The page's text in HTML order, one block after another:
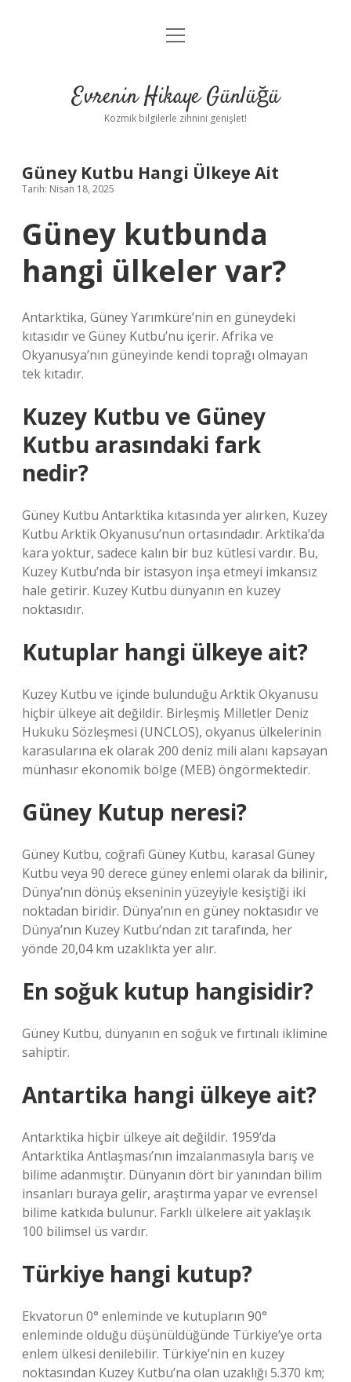
Anasayfa
Yasal Uyarı
menüyü
Evrenin Hikaye Günlüğü
Kozmik bilgilerle zihnini genişlet!
Güney Kutbu Hangi Ülkeye Ait
Tarih: Nisan 18, 2025
Güney kutbunda
hangi ülkeler var?
Antarktika, Güney Yarımküre’nin en güneydeki
kıtasıdır ve Güney Kutbu’nu içerir. Afrika ve
Okyanusya’nın güneyinde kendi toprağı olmayan
tek kıtadır.
Kuzey Kutbu ve Güney
Kutbu arasındaki fark
nedir?
Güney Kutbu Antarktika kıtasında yer alırken, Kuzey
Kutbu Arktik Okyanusu’nun ortasındadır. Arktika’da
kara yoktur, sadece kalın bir buz kütlesi vardır. Bu,
Kuzey Kutbu’nda bir istasyon inşa etmeyi imkansız
hale getirir. Kuzey Kutbu dünyanın en kuzey
noktasıdır.
Kutuplar hangi ülkeye ait?
Kuzey Kutbu ve içinde bulunduğu Arktik Okyanusu
hiçbir ülkeye ait değildir. Birleşmiş Milletler Deniz
Hukuku Sözleşmesi (UNCLOS), okyanus ülkelerinin
karasularına ek olarak 200 deniz mili alanı kapsayan
münhasır ekonomik bölge (MEB) öngörmektedir.
Güney Kutup neresi?
Güney Kutbu, coğrafi Güney Kutbu, karasal Güney
Kutbu veya 90 derece güney enlemi olarak da bilinir,
Dünya’nın dönüş ekseninin yüzeyiyle kesiştiği iki
noktadan biridir. Dünya’nın en güney noktasıdır ve
Dünya’nın Kuzey Kutbu’ndan zıt tarafında, her
yönde 20,04 km uzaklıkta yer alır.
En soğuk kutup hangisidir?
Güney Kutbu, dünyanın en soğuk ve fırtınalı iklimine
sahiptir.
Antartika hangi ülkeye ait?
Antarktika hiçbir ülkeye ait değildir. 1959’da
Antarktika Antlaşması’nın imzalanmasıyla barış ve
bilime adanmıştır. Dünyanın dört bir yanından bilim
insanları buraya gelir, araştırma yapar ve evrensel
bilime katkıda bulunur. Farklı ülkelere ait yaklaşık
100 bilimsel üs vardır.
Türkiye hangi kutup?
Ekvatorun 0° enleminde ve kutupların 90°
enleminde olduğu düşünüldüğünde Türkiye’ye orta
enlem ülkesi denilebilir. Türkiye’nin en kuzey
noktasından Kuzey Kutbu’na olan uzaklığı 5.370 km;